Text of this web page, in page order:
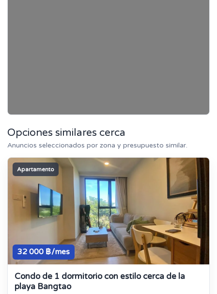
Opciones similares cerca
Anuncios seleccionados por zona y presupuesto similar.
Apartamento
32 000 ฿/mes
Condo de 1 dormitorio con estilo cerca de la
playa Bangtao